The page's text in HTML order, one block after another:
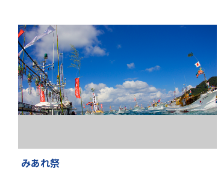
みあれ祭